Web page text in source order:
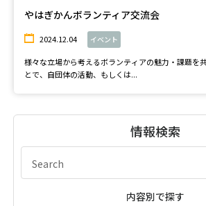
やはぎかんボランティア交流会
2024.12.04 イベント
様々な立場から考えるボランティアの魅力・課題を
とで、自団体の活動、もしくは...
情報検索
内容別で探す